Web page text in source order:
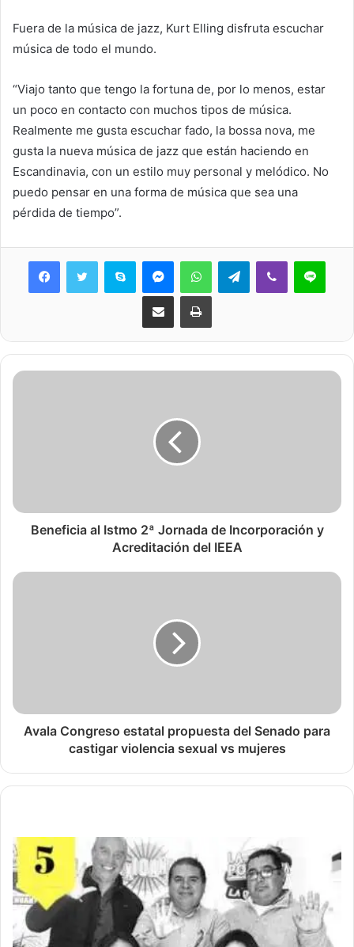
Fuera de la música de jazz, Kurt Elling disfruta escuchar
música de todo el mundo.
“Viajo tanto que tengo la fortuna de, por lo menos, estar
un poco en contacto con muchos tipos de música.
Realmente me gusta escuchar fado, la bossa nova, me
gusta la nueva música de jazz que están haciendo en
Escandinavia, con un estilo muy personal y melódico. No
puedo pensar en una forma de música que sea una
pérdida de tiempo”.
Skype MessengerWhatsAppTelegramViber Line
Share via Email Print
Beneficia al Istmo 2ª Jornada de Incorporación y
Acreditación del IEEA
Avala Congreso estatal propuesta del Senado para
castigar violencia sexual vs mujeres